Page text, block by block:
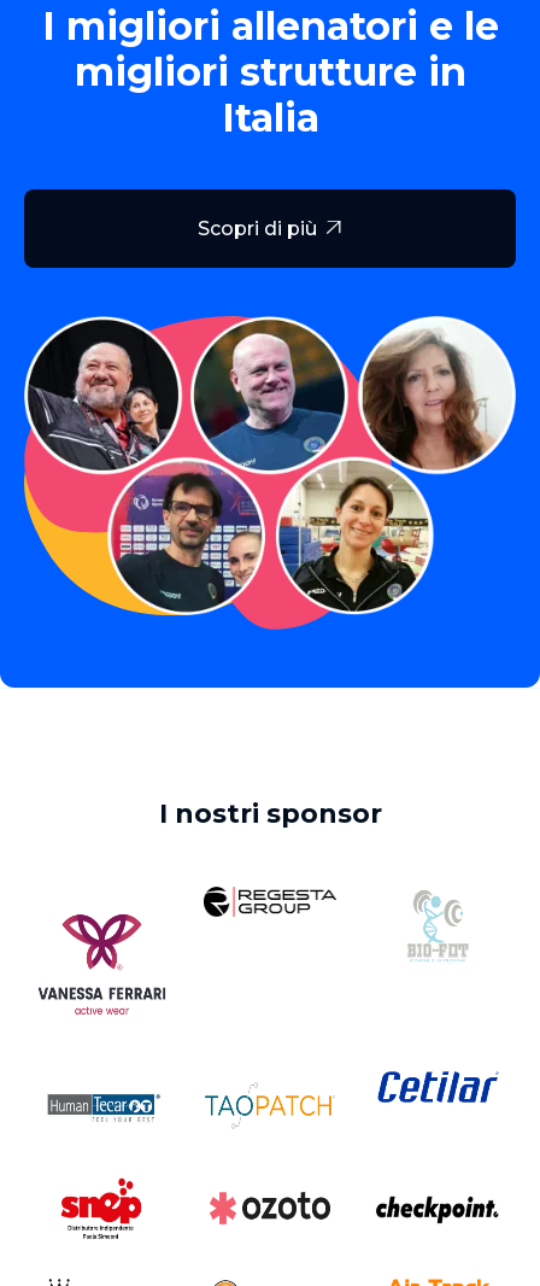
I migliori allenatori e le
migliori strutture in
Italia
Scopri di più 
I nostri sponsor